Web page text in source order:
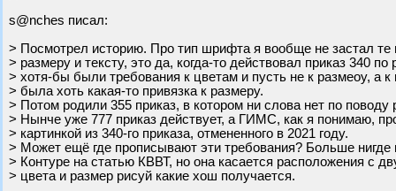
s@nches писал:
> Посмотрел историю. Про тип шрифта я вообще не застал те
> размеру и тексту, это да, когда-то действовал приказ 340 по
> хотя-бы были требования к цветам и пусть не к размеоу, а
> была хоть какая-то привязка к размеру.
> Потом родили 355 приказ, в котором ни слова нет по поводу
> Нынче уже 777 приказ действует, а ГИМС, как я понимаю,
> картинкой из 340-го приказа, отмененного в 2021 году.
> Может ещё где прописывают эти требования? Больше
> Контуре на статью КВВТ, но она касается расположения с
> цвета и размер рисуй какие хош получается.